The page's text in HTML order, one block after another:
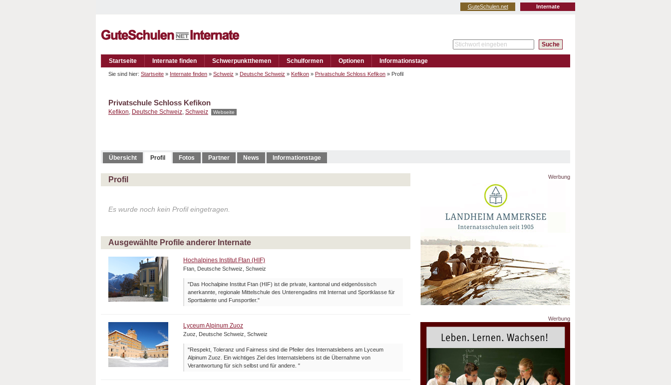
Internate
GuteSchulen.net
Startseite Internate finden Schwerpunktthemen Schulformen Optionen Informationstage
Sie sind hier: Startseite » Internate finden » Schweiz » Deutsche Schweiz » Kefikon » Privatschule Schloss Kefikon » Profil
Privatschule Schloss Kefikon
Kefikon, Deutsche Schweiz, Schweiz Webseite
Übersicht Profil Fotos Partner News Informationstage
Profil
Es wurde noch kein Profil eingetragen.
Ausgewählte Profile anderer Internate
Hochalpines Institut Ftan (HIF)
Ftan, Deutsche Schweiz, Schweiz
"Das Hochalpine Institut Ftan (HIF) ist die private, kantonal und eidgenössisch
anerkannte, regionale Mittelschule des Unterengadins mit Internat und Sportklasse für
Sporttalente und Funsportler."
Lyceum Alpinum Zuoz
Zuoz, Deutsche Schweiz, Schweiz
"Respekt, Toleranz und Fairness sind die Pfeiler des Internatslebens am Lyceum
Alpinum Zuoz. Ein wichtiges Ziel des Internatslebens ist die Übernahme von
Verantwortung für sich selbst und für andere. "
Werbung
Werbung